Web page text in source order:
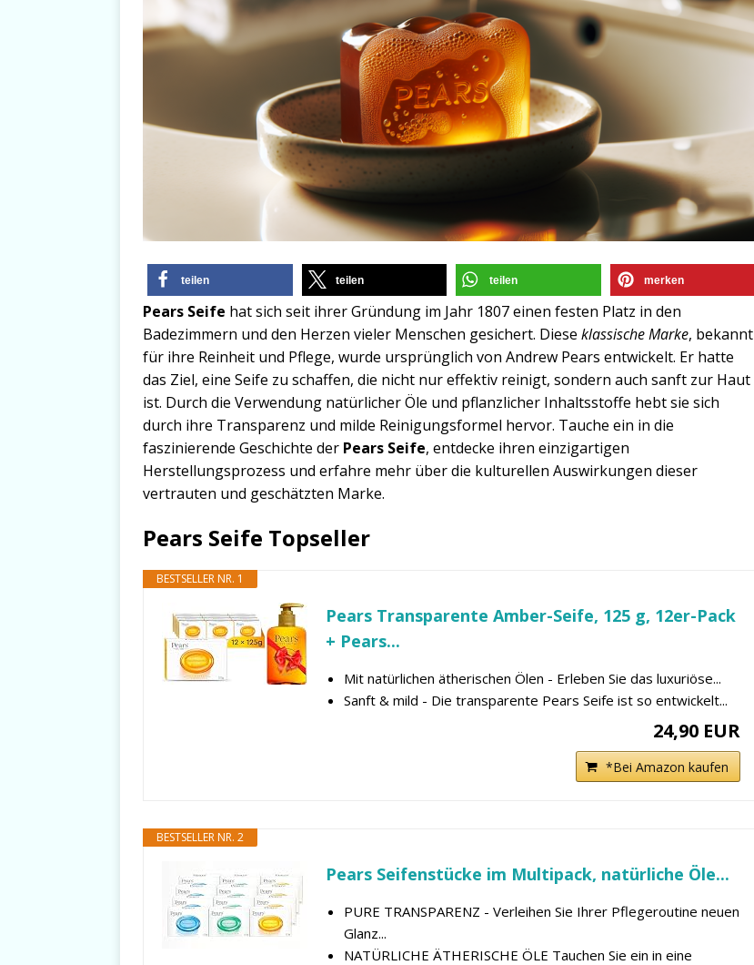
teilen teilen teilen merken
Pears Seife hat sich seit ihrer Gründung im Jahr 1807 einen festen Platz in den
Badezimmern und den Herzen vieler Menschen gesichert. Diese klassische Marke, bekannt
für ihre Reinheit und Pflege, wurde ursprünglich von Andrew Pears entwickelt. Er hatte
das Ziel, eine Seife zu schaffen, die nicht nur effektiv reinigt, sondern auch sanft zur Haut
ist. Durch die Verwendung natürlicher Öle und pflanzlicher Inhaltsstoffe hebt sie sich
durch ihre Transparenz und milde Reinigungsformel hervor. Tauche ein in die
faszinierende Geschichte der Pears Seife, entdecke ihren einzigartigen
Herstellungsprozess und erfahre mehr über die kulturellen Auswirkungen dieser
vertrauten und geschätzten Marke.
Pears Seife Topseller
BESTSELLER NR. 1
Pears Transparente Amber-Seife, 125 g, 12er-Pack
+ Pears...
Mit natürlichen ätherischen Ölen - Erleben Sie das luxuriöse...
Sanft & mild - Die transparente Pears Seife ist so entwickelt...
24,90 EUR
*Bei Amazon kaufen
BESTSELLER NR. 2
Pears Seifenstücke im Multipack, natürliche Öle...
PURE TRANSPARENZ - Verleihen Sie Ihrer Pflegeroutine neuen
Glanz...
NATÜRLICHE ÄTHERISCHE ÖLE Tauchen Sie ein in eine